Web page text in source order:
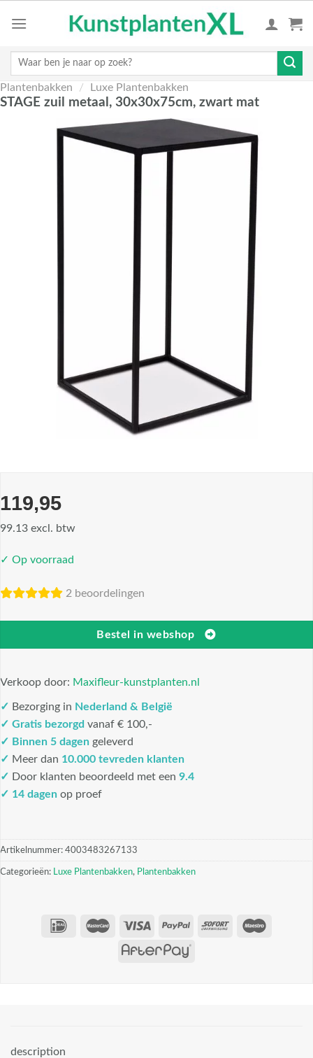
Zoeken
Plantenbakken / Luxe Plantenbakken
STAGE zuil metaal, 30x30x75cm, zwart mat
119,95
99.13 excl. btw
✓ Op voorraad
2 beoordelingen
Bestel in webshop
Verkoop door: Maxifleur-kunstplanten.nl
✓ Bezorging in Nederland & België
✓ Gratis bezorgd vanaf € 100,-
✓ Binnen 5 dagen geleverd
✓ Meer dan 10.000 tevreden klanten
✓ Door klanten beoordeeld met een 9.4
✓ 14 dagen op proef
Artikelnummer: 4003483267133
Categorieën: Luxe Plantenbakken, Plantenbakken
description